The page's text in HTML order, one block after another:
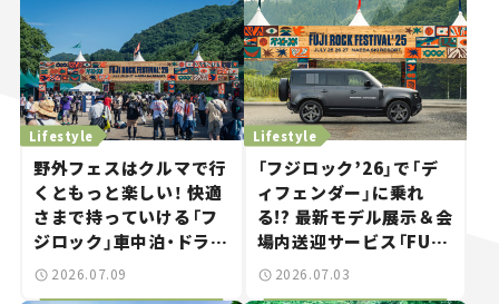
Lifestyle
野外フェスはクルマで行
くともっと楽しい！ 快適
さまで持っていける「フ
ジロック」車中泊・ドライ
ブガイド。
2026.07.09
Lifestyle
「フジロック’26」で「デ
ィフェンダー」に乗れ
る!? 最新モデル展示＆会
場内送迎サービス「FUJI
ROCK go round」で冒
2026.07.03